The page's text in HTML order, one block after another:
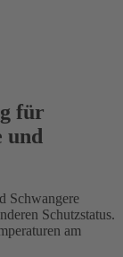
für
und
Schwangere
Schutzstatus.
am